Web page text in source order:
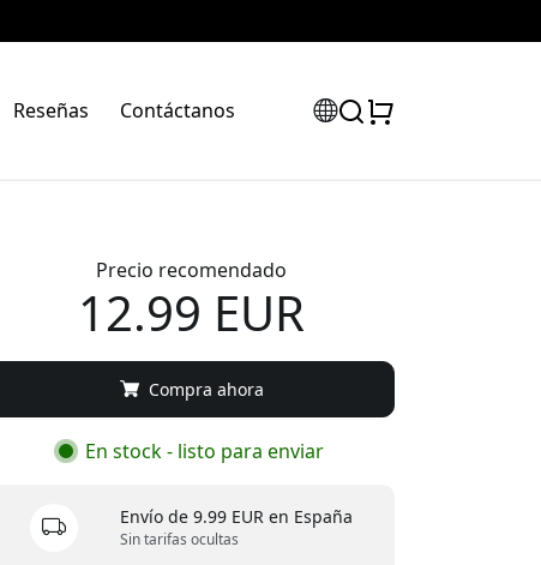
Reseñas Contáctanos
Precio recomendado
12.99 EUR
Compra ahora
En stock - listo para enviar
Envío de 9.99 EUR en España
Sin tarifas ocultas